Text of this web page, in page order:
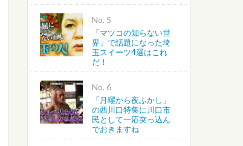
No.
「マツコの知らない世
界」で話題になった埼
玉スイーツ4選はこれ
だ！
No.
「月曜から夜ふかし」
の西川口特集に川口市
民として一応突っ込ん
でおきますね